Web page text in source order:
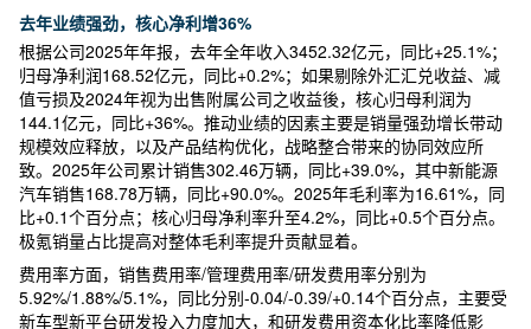
去年业绩强劲，核心净利增36%
根据公司2025年年报，去年全年收入3452.32亿元，同比+25.1%；
归母净利润168.52亿元，同比+0.2%；如果剔除外汇汇兑收益、减
值亏损及2024年视为出售附属公司之收益後，核心归母利润为
144.1亿元，同比+36%。推动业绩的因素主要是销量强劲增长带动
规模效应释放，以及产品结构优化，战略整合带来的协同效应所
致。2025年公司累计销售302.46万辆，同比+39.0%，其中新能源
汽车销售168.78万辆，同比+90.0%。2025年毛利率为16.61%，同
比+0.1个百分点；核心归母净利率升至4.2%，同比+0.5个百分点。
极氪销量占比提高对整体毛利率提升贡献显着。
费用率方面，销售费用率/管理费用率/研发费用率分别为
5.92%/1.88%/5.1%，同比分别-0.04/-0.39/+0.14个百分点，主要受
新车型新平台研发投入力度加大，和研发费用资本化比率降低影